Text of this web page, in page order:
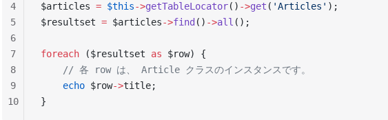
$articles = $this->getTableLocator() ->get ( 'Articles' );
$resultset = $articles->find () ->all ();
foreach ($resultset as $row) {
    // 各 row は、 Article クラスのインスタンスです。
    echo
$row->title;
}
4
5
6
7
8
9
10